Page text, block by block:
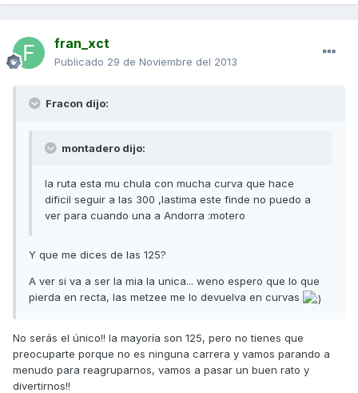
fran_xct
Publicado 29 de Noviembre del 2013
Fracon dijo:
montadero dijo:
la ruta esta mu chula con mucha curva que hace
dificil seguir a las 300 ,lastima este finde no puedo a
ver para cuando una a Andorra :motero
Y que me dices de las 125?
A ver si va a ser la mia la unica... weno espero que lo que
pierda en recta, las metzee me lo devuelva en curvas
No serás el único!! la mayoría son 125, pero no tienes que
preocuparte porque no es ninguna carrera y vamos parando a
menudo para reagruparnos, vamos a pasar un buen rato y
divertirnos!!